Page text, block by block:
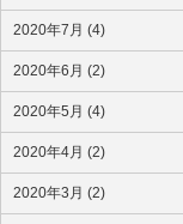
2020年7月 (4)
2020年6月 (2)
2020年5月 (4)
2020年4月 (2)
2020年3月 (2)